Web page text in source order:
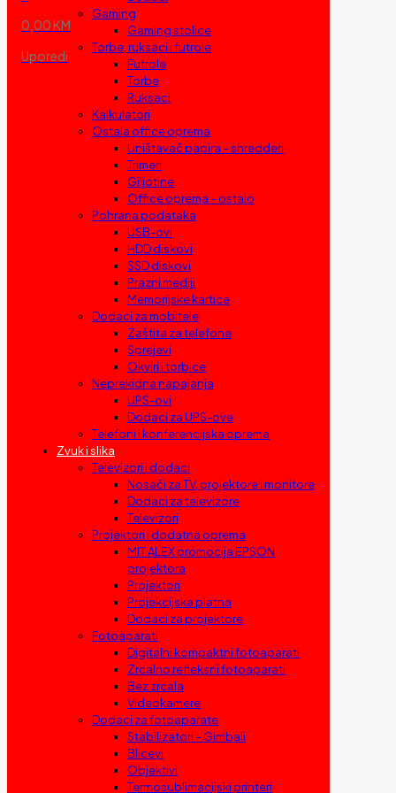
0,00 KM
Uporedi
Gaming
Gaming stolice
Torbe, ruksaci i futrole
Futrole
Torbe
Ruksaci
Kalkulatori
Ostala office oprema
Uništavač papira – shredderi
Trimeri
Giljotine
Office oprema – ostalo
Pohrana podataka
USB-ovi
HDD diskovi
SSD diskovi
Prazni mediji
Memorijske kartice
Dodaci za mobitele
Zaštita za telefone
Sprejevi
Okviri i torbice
Neprekidna napajanja
UPS-ovi
Dodaci za UPS-ove
Telefoni i konferencijska oprema
Zvuk i slika
Televizori i dodaci
Nosači za TV, projektore i monitore
Dodaci za televizore
Televizori
Projektori i dodatna oprema
MIT ALEX promocija EPSON
projektora
Projektori
Projekcijska platna
Dodaci za projektore
Fotoaparati
Digitalni kompaktni fotoaparati
Zrcalno refleksni fotoaparati
Bez zrcala
Videokamere
Dodaci za fotoaparate
Stabilizatori – Gimbali
Blicevi
Objektivi
Termosublimacijski printeri